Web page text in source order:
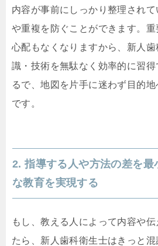
内容が事前にしっかり整理され
や重複を防ぐことができます。
心配もなくなりますから、新人
識・技術を無駄なく効率的に習得
るで、地図を片手に迷わず目的
です。
2. 指導する人や方法の差を最
な教育を実現する
もし、教える人によって内容や
たら、新人歯科衛生士はきっと混